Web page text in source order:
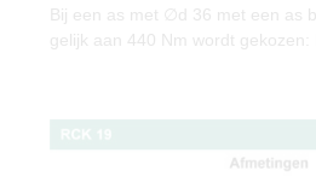
Bij een as met ∅d 36 met een as
gelijk aan 440 Nm wordt gekozen: